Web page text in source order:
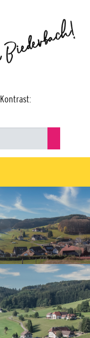
Kontrast: